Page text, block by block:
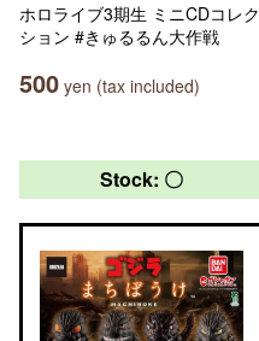
ホロライブ3期生 ミニCDコレク
ション #きゅるるん大作戦
500 yen (tax included)
Stock: 〇